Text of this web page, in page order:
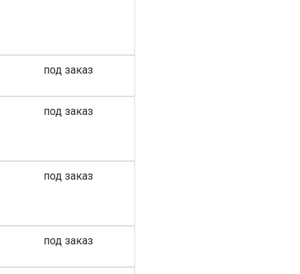
под заказ
под заказ
под заказ
под заказ